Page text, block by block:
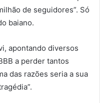
de seguidores”. Só
baiano.
apontando diversos
a perder tantos
das razões seria a sua